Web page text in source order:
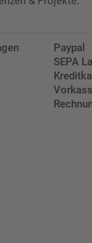
Paypal
SEPA